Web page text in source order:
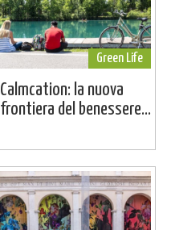
Green Life
Calmcation: la nuova
frontiera del benessere...